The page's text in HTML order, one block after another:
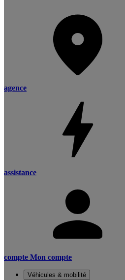
agence
assistance
compte Mon compte
Véhicules & mobilité